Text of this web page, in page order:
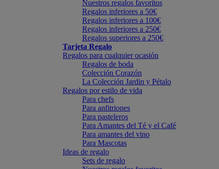
Nuestros regalos favoritos
Regalos inferiores a 50€
Regalos inferiores a 100€
Regalos inferiores a 250€
Regalos superiores a 250€
Tarjeta Regalo
Regalos para cualquier ocasión
Regalos de boda
Colección Corazón
La Colección Jardin y Pétalo
Regalos por estilo de vida
Para chefs
Para anfitriones
Para pasteleros
Para Amantes del Té y el Café
Para amantes del vino
Para Mascotas
Ideas de regalo
Sets de regalo